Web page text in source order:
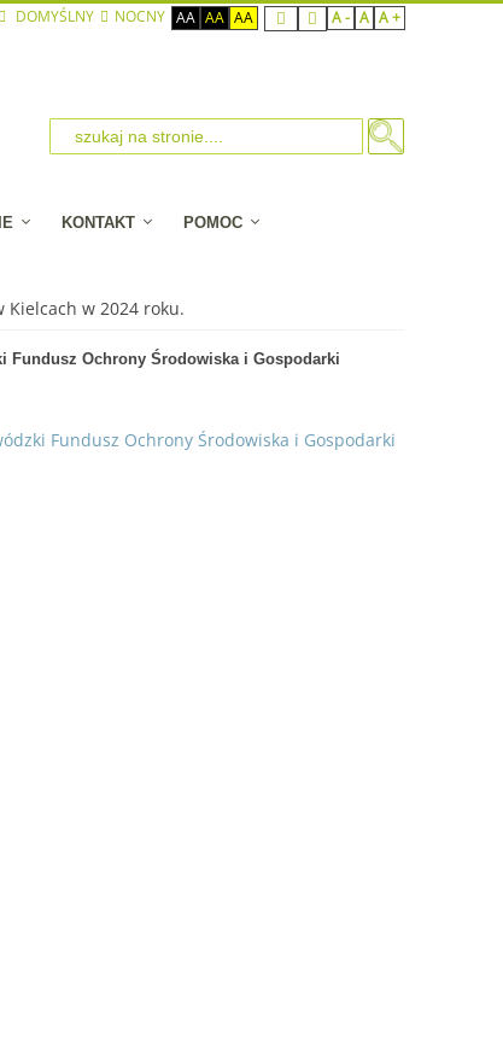
DOMYŚLNY NOCNY AA AA AA A - A A +
KONTAKT POMOC
w 2024 roku.
Fundusz Ochrony Środowiska i Gospodarki
Fundusz Ochrony Środowiska i Gospodarki